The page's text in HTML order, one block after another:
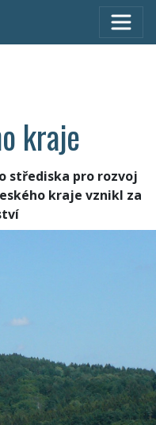
kraje
střediska pro rozvoj
kraje vznikl za